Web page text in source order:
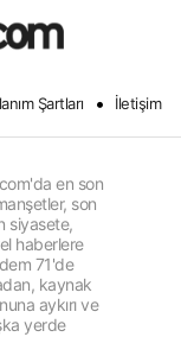
Şartları • İletişim
en son
son
siyasete,
haberlere
71'de
kaynak
aykırı ve
yerde